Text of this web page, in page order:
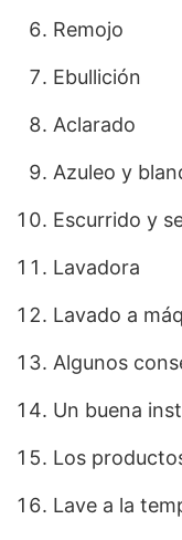
Remojo
Ebullición
Aclarado
Azuleo y
Escurrido y
Lavadora
Lavado a
Algunos
Un buena
Los
Lave a la